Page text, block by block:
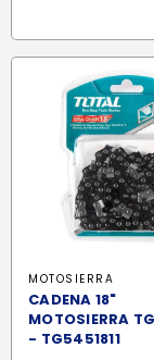
MOTOSIERRA
CADENA 18"
MOTOSIERRA
- TG5451811